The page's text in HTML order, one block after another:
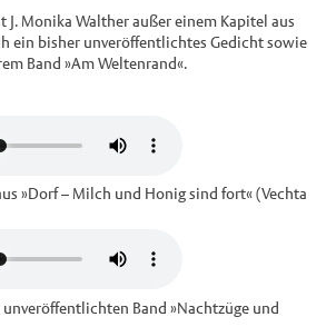
J. Monika Walther außer einem Kapitel aus
ein bisher unveröffentlichtes Gedicht sowie
Band »Am Weltenrand«.
»Dorf – Milch und Honig sind fort« (Vechta
unveröffentlichten Band »Nachtzüge und